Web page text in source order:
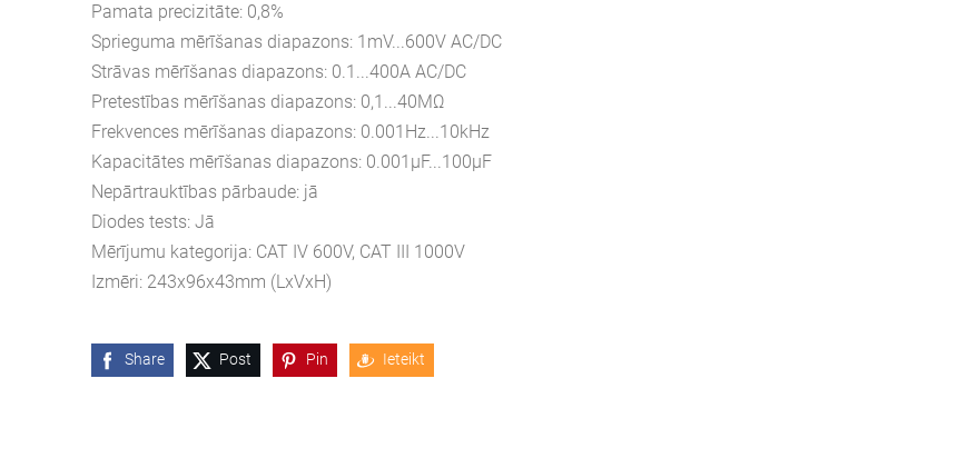
Pamata precizitāte: 0,8%
Sprieguma mērīšanas diapazons: 1mV...600V AC/DC
Strāvas mērīšanas diapazons: 0.1...400A AC/DC
Pretestības mērīšanas diapazons: 0,1...40MΩ
Frekvences mērīšanas diapazons: 0.001Hz...10kHz
Kapacitātes mērīšanas diapazons: 0.001μF...100μF
Nepārtrauktības pārbaude: jā
Diodes tests: Jā
Mērījumu kategorija: CAT IV 600V, CAT III 1000V
Izmēri: 243x96x43mm (LxVxH)
Share Post Pin Ieteikt